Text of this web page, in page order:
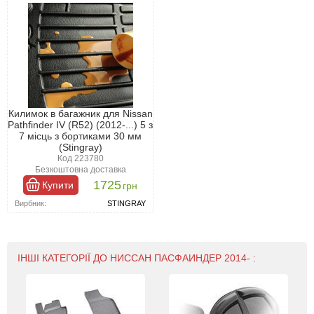
Килимок в багажник для Nissan
Pathfinder IV (R52) (2012-...) 5 з
7 місць з бортиками 30 мм
(Stingray)
Код 223780
Безкоштовна доставка
Купити 1725грн
Вирбник: STINGRAY
ІНШІ КАТЕГОРІЇ ДО НИССАН ПАСФАИНДЕР 2014- :